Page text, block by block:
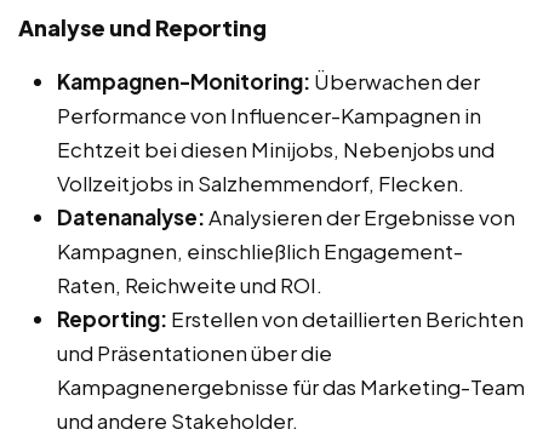
Analyse und Reporting
Kampagnen-Monitoring: Überwachen der
Performance von Influencer-Kampagnen in
Echtzeit bei diesen Minijobs, Nebenjobs und
Vollzeitjobs in Salzhemmendorf, Flecken.
Datenanalyse:Analysieren der Ergebnisse von
Kampagnen, einschließlich Engagement-
Raten, Reichweite und ROI.
Reporting: Erstellen von detaillierten Berichten
und Präsentationen über die
Kampagnenergebnisse für das Marketing-Team
und andere Stakeholder.